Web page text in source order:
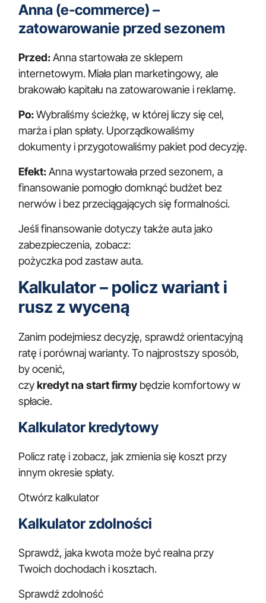
Anna (e-commerce) –
zatowarowanie przed sezonem
Przed:Anna startowała ze sklepem
internetowym. Miała plan marketingowy, ale
brakowało kapitału na zatowarowanie i reklamę.
Po:Wybraliśmy ścieżkę, w której liczy się cel,
marża i plan spłaty. Uporządkowaliśmy
dokumenty i przygotowaliśmy pakiet pod decyzję.
Efekt:Anna wystartowała przed sezonem, a
finansowanie pomogło domknąć budżet bez
nerwów i bez przeciągających się formalności.
Jeśli finansowanie dotyczy także auta jako
zabezpieczenia, zobacz:
pożyczka pod zastaw auta.
Kalkulator – policz wariant i
rusz z wyceną
Zanim podejmiesz decyzję, sprawdź orientacyjną
ratę i porównaj warianty. To najprostszy sposób,
by ocenić,
czykredyt na start firmy będzie komfortowy w
spłacie.
Kalkulator kredytowy
Policz ratę i zobacz, jak zmienia się koszt przy
innym okresie spłaty.
Otwórz kalkulator
Kalkulator zdolności
Sprawdź, jaka kwota może być realna przy
Twoich dochodach i kosztach.
Sprawdź zdolność